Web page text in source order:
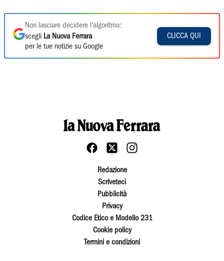
Non lasciare decidere l'algoritmo:
scegli La Nuova Ferrara
per le tue notizie su Google
CLICCA QUI
Redazione
Scriveteci
Pubblicità
Privacy
Codice Etico e Modello 231
Cookie policy
Termini e condizioni